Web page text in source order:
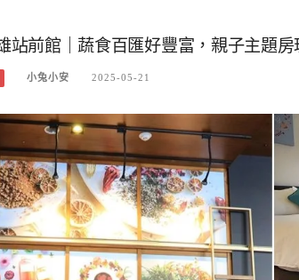
站前館｜蔬食百匯好豐富，親子主題房
小兔小安 2025-05-21